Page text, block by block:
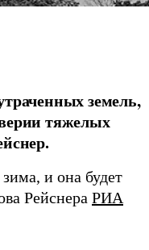
земель,
тяжелых
и она будет
Рейснера РИА